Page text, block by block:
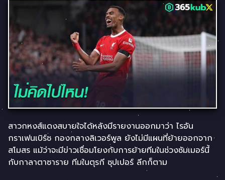
สาวกหงส์แดงสบายใจได้หลังมีรายงานออกมาว่า ไรอัน
กราเฟนเบิร์ช กองกลางลิเวอร์พูล ยังไม่มีแผนที่ย้ายออกจาก
สโมสร แม้ว่าจะมีข่าวเชื่อมโยงกับการย้ายทีมในช่วงซัมเมอร์นี้
กับกาลาตาซาราย ทีมในตุรกี ซุปเปอร์ ลีกก็ตาม